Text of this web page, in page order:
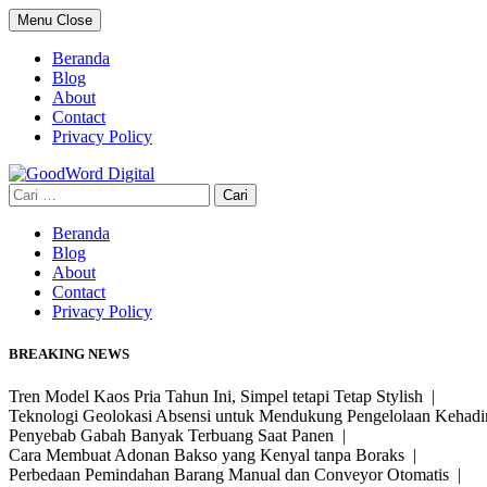
Skip
to
content
Menu Close
Beranda
Blog
About
Contact
Privacy Policy
Cari
untuk:
Beranda
Blog
About
Contact
Privacy Policy
BREAKING NEWS
Tren Model Kaos Pria Tahun Ini, Simpel tetapi Tetap Stylish |
Teknologi Geolokasi Absensi untuk Mendukung Pengelolaan
Penyebab Gabah Banyak Terbuang Saat Panen |
Cara Membuat Adonan Bakso yang Kenyal tanpa Boraks |
Perbedaan Pemindahan Barang Manual dan Conveyor Otomatis |